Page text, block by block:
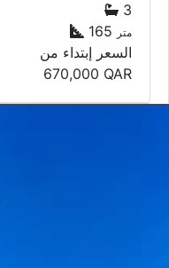
3
165 متر
السعر إبتداء من
670,000 QAR